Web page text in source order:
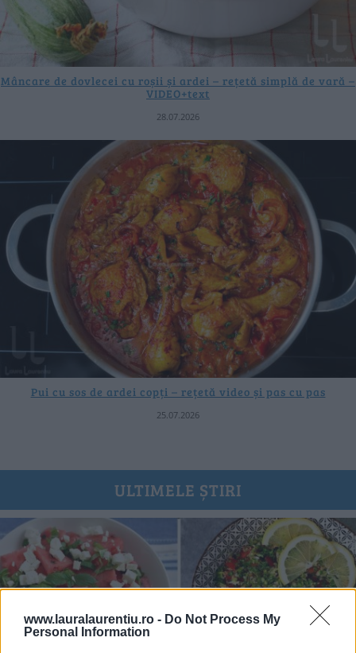
www.lauralaurentiu.ro - Do Not Process My
Personal Information
Mâncare de dovlecei cu roșii și ardei – rețetă simplă de vară –
VIDEO+text
28.07.2026
Pui cu sos de ardei copți – rețetă video și pas cu pas
25.07.2026
ULTIMELE ȘTIRI